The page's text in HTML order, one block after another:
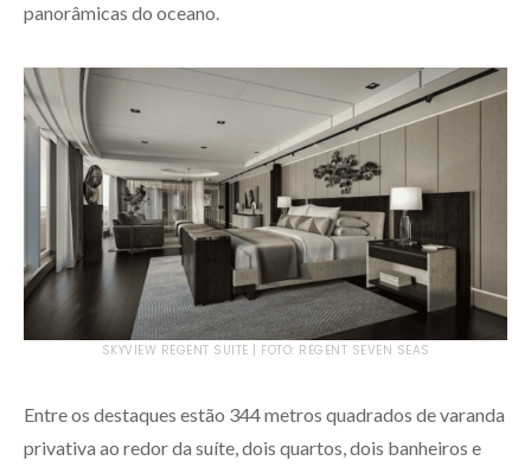
panorâmicas do oceano.
SKYVIEW REGENT SUITE | FOTO: REGENT SEVEN SEAS
Entre os destaques estão 344 metros quadrados de varanda
privativa ao redor da suíte, dois quartos, dois banheiros e